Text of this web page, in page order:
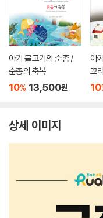
아기 물고기의 순종 /
순종의 축복
10% 13,500원
아
꼬리
10
상세 이미지